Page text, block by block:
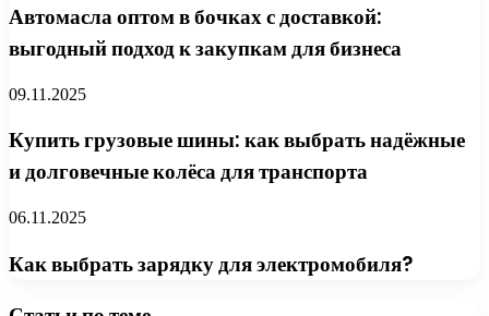
Автомасла оптом в бочках с доставкой:
выгодный подход к закупкам для бизнеса
09.11.2025
Купить грузовые шины: как выбрать надёжные
и долговечные колёса для транспорта
06.11.2025
Как выбрать зарядку для электромобиля?